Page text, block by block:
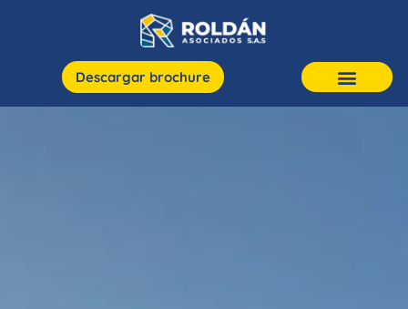
Descargar brochure